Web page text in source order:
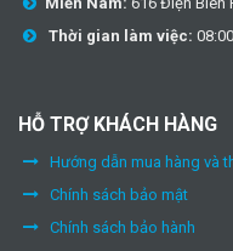
Thời gian làm việc:
HỖ TRỢ KHÁCH HÀNG
Hướng dẫn mua hàng và
Chính sách bảo mật
Chính sách bảo hành